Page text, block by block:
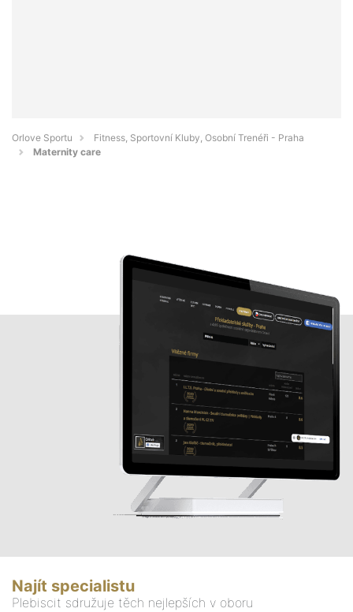
Orlove Sportu
Fitness, Sportovní Kluby, Osobní Trenéři - Praha
Maternity care
Najít specialistu
Plebiscit sdružuje těch nejlepších v oboru